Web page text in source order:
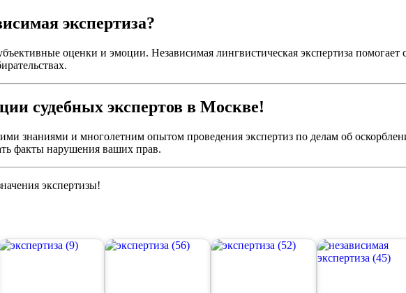
экспертиза?
оценки и эмоции. Независимая лингвистическая экспертиза
судебных экспертов в Москве!
знаниями и многолетним опытом проведения экспертиз по делам об
факты нарушения ваших прав.
экспертизы!